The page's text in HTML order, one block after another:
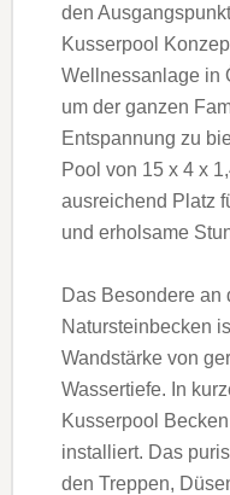
den
Kusserpool
Wellnessanlage in
um der ganzen
Entspannung zu
Pool von 15 x 4 x
ausreichend Platz
und erholsame
Das Besondere an
Natursteinbecken
Wandstärke von
Wassertiefe. In
Kusserpool
installiert. Das
den Treppen,